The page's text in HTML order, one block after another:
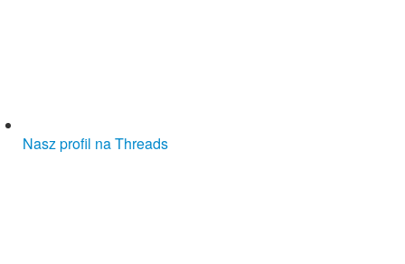
Nasz profil na Threads